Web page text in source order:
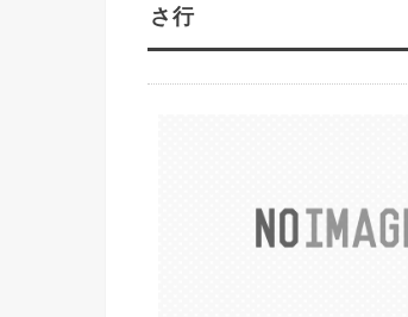
さ行